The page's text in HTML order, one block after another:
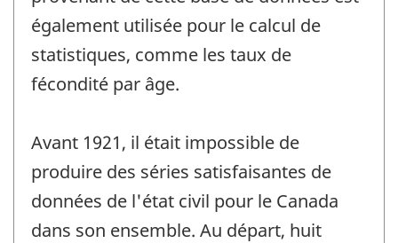
également utilisée pour le calcul de
statistiques, comme les taux de
fécondité par âge.
Avant 1921, il était impossible de
produire des séries satisfaisantes de
données de l'état civil pour le Canada
dans son ensemble. Au départ, huit